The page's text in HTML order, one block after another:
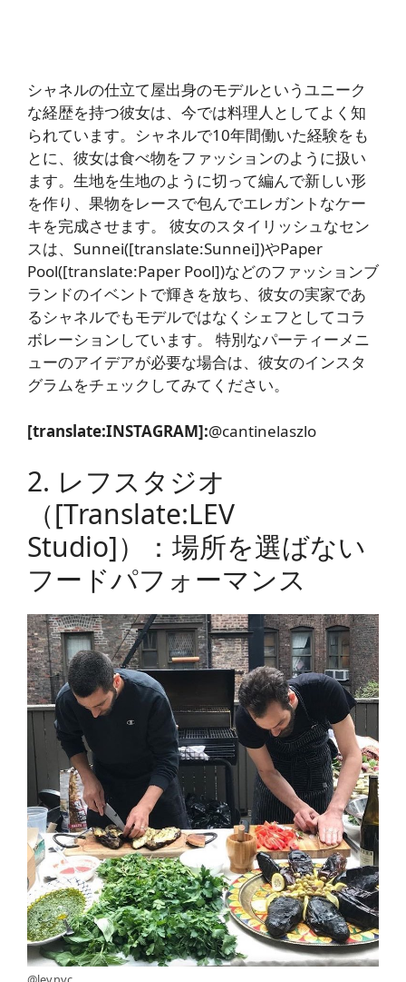
シャネルの仕立て屋出身のモデルというユニーク
な経歴を持つ彼女は、今では料理人としてよく知
られています。シャネルで10年間働いた経験をも
とに、彼女は食べ物をファッションのように扱い
ます。生地を生地のように切って編んで新しい形
を作り、果物をレースで包んでエレガントなケー
キを完成させます。 彼女のスタイリッシュなセン
スは、Sunnei([translate:Sunnei])やPaper
Pool([translate:Paper Pool])などのファッションブ
ランドのイベントで輝きを放ち、彼女の実家であ
るシャネルでもモデルではなくシェフとしてコラ
ボレーションしています。 特別なパーティーメニ
ューのアイデアが必要な場合は、彼女のインスタ
グラムをチェックしてみてください。
[translate:INSTAGRAM]:@cantinelaszlo
2. レフスタジオ
（[translate:LEV
Studio]）：場所を選ばない
フードパフォーマンス